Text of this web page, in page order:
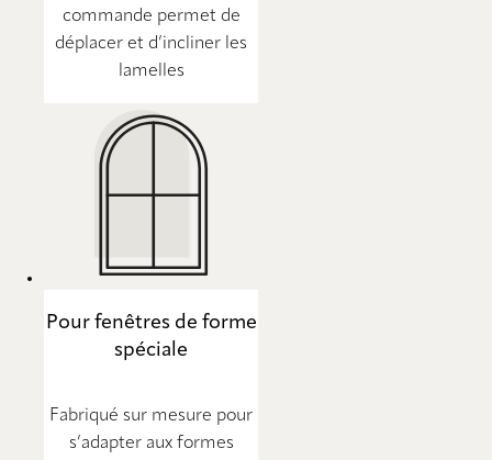
commande permet de
déplacer et d’incliner les
lamelles
Pour fenêtres de forme
spéciale
Fabriqué sur mesure pour
s’adapter aux formes